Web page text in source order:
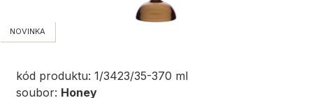
NOVINKA
kód produktu: 1/3423/35-370 ml
soubor: Honey